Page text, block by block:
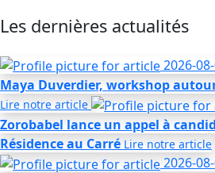
Les dernières actualités
2026-
Maya Duverdier, workshop
Lire notre article
Zorobabel lance un appel à
Résidence au Carré Lire notre article
2026-